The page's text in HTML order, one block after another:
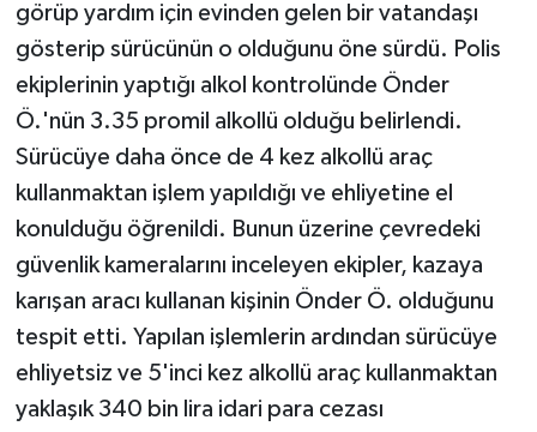
görüp yardım için evinden gelen bir vatandaşı
gösterip sürücünün o olduğunu öne sürdü. Polis
ekiplerinin yaptığı alkol kontrolünde Önder
Ö.'nün 3.35 promil alkollü olduğu belirlendi.
Sürücüye daha önce de 4 kez alkollü araç
kullanmaktan işlem yapıldığı ve ehliyetine el
konulduğu öğrenildi. Bunun üzerine çevredeki
güvenlik kameralarını inceleyen ekipler, kazaya
karışan aracı kullanan kişinin Önder Ö. olduğunu
tespit etti. Yapılan işlemlerin ardından sürücüye
ehliyetsiz ve 5'inci kez alkollü araç kullanmaktan
yaklaşık 340 bin lira idari para cezası